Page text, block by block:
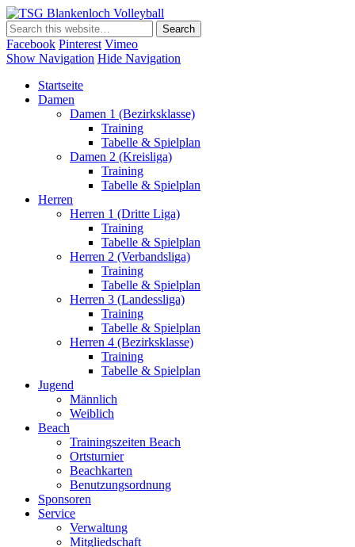
Volleyball Dritte Liga
Facebook Pinterest Vimeo
Show Navigation Hide Navigation
Startseite
Damen
Damen 1 (Bezirksklasse)
Training
Tabelle & Spielplan
Damen 2 (Kreisliga)
Training
Tabelle & Spielplan
Herren
Herren 1 (Dritte Liga)
Training
Tabelle & Spielplan
Herren 2 (Verbandsliga)
Training
Tabelle & Spielplan
Herren 3 (Landessliga)
Training
Tabelle & Spielplan
Herren 4 (Bezirksklasse)
Training
Tabelle & Spielplan
Jugend
Männlich
Weiblich
Beach
Trainingszeiten Beach
Ortsturnier
Beachkarten
Benutzungsordnung
Sponsoren
Service
Verwaltung
Mitgliedschaft